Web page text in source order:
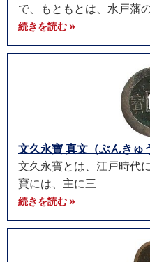
で、もともとは、水戸藩
続きを読む »
文久永寶 真文（ぶんきゅ
文久永寶とは、江戸時代
寶には、主に三
続きを読む »